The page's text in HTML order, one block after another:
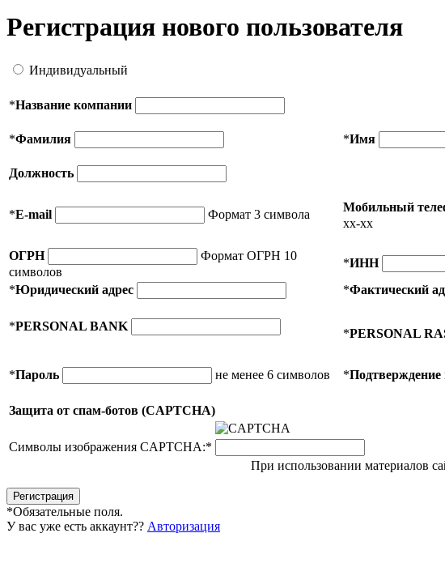
Регистрация нового пользователя
Индивидуальный
*Название компании
*Фамилия *Имя
Должность
*E-mail Формат 3 символа
Мобильный
xx-xx
ОГРН
Формат ОГРН 10
символов
*ИНН
*Юридический адрес *Фактический
*PERSONAL BANK
*PERSONAL
*Пароль не менее 6 символов *Подтверждение
Защита от спам-ботов (CAPTCHA)
Символы изображения CAPTCHA:*
При использовании материалов
*Обязательные поля.
У вас уже есть аккаунт?? Авторизация